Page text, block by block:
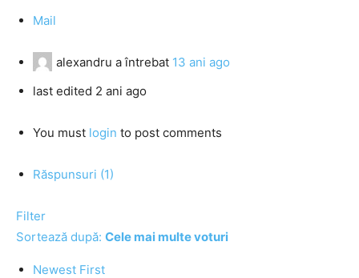
Mail
alexandru a întrebat 13 ani ago
last edited 2 ani ago
You must login to post comments
Răspunsuri (1)
Filter
Sortează după: Cele mai multe voturi
Newest First